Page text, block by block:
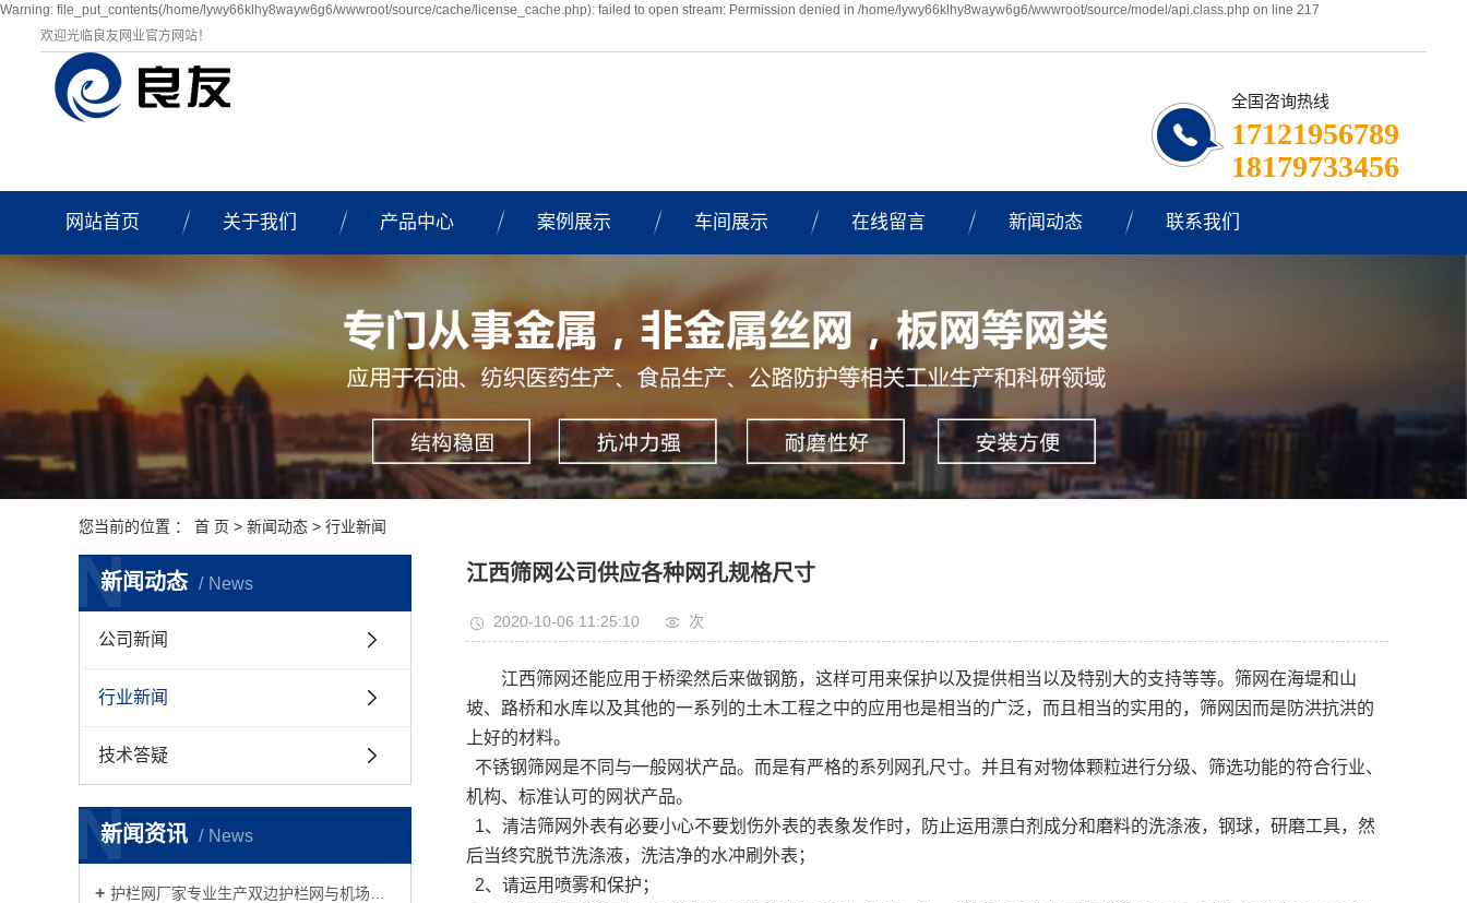
Warning: file_put_contents(/home/lywy66klhy8wayw6g6/wwwroot/source/cache/license_cache.php): failed to open stream: Permission denied in /home/lywy66klhy8wayw6g6/wwwroot/source/model/api.class.php on line 217
欢迎光临良友网业官方网站！
全国咨询热线
17121956789
18179733456
网站首页 关于我们 产品中心 案例展示 车间展示 在线留言 新闻动态 联系我们
您当前的位置 ： 首 页 > 新闻动态 > 行业新闻
新闻动态 News
N
公司新闻
行业新闻
技术答疑
新闻资讯 News
N
护栏网厂家专业生产双边护栏网与机场护栏网
江西筛网公司供应各种网孔规格尺寸
2020-10-06 11:25:10 次
江西筛网还能应用于桥梁然后来做钢筋，这样可用来保护以及提供相当以及特别大的支持等等。筛网在海堤和山
坡、路桥和水库以及其他的一系列的土木工程之中的应用也是相当的广泛，而且相当的实用的，筛网因而是防洪抗洪的
上好的材料。
不锈钢筛网 是不同与一般网状产品。而是有严格的系列网孔尺寸。并且有对物体颗粒进行分级、筛选功能的符合行业、
机构、标准认可的网状产品。
1、清洁筛网外表有必要小心不要划伤外表的表象发作时，防止运用漂白剂成分和磨料的洗涤液，钢球，研磨工具，然
后当终究脱节洗涤液，洗洁净的水冲刷外表；
2、请运用喷雾和保护；